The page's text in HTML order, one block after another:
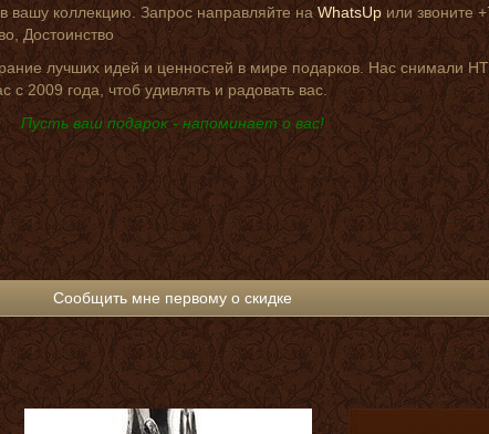
вашу коллекцию. Запрос направляйте наWhatsUp или звоните
Достоинство
лучших идей и ценностей в мире подарков. Нас снимали
2009 года, чтоб удивлять и радовать вас.
Пусть ваш подарок - напоминает о вас!
Сообщить мне первому о скидке